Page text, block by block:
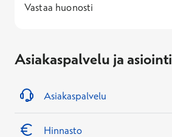
1 -
Vastaa huonosti
—
Asiakaspalvelu ja asiointi
Asiakaspalvelu
Hinnasto